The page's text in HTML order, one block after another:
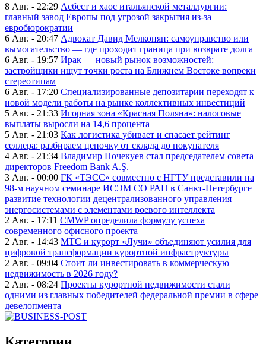
8 Авг. - 22:29 Асбест и хаос итальянской металлургии:
главный завод Европы под угрозой закрытия из-за
евробюрократии
6 Авг. - 20:47 Адвокат Давид Мелконян: самоуправство или
вымогательство — где проходит граница при возврате долга
6 Авг. - 19:57 Ирак — новый рынок возможностей:
застройщики ищут точки роста на Ближнем Востоке вопреки
стереотипам
6 Авг. - 17:20 Специализированные депозитарии переходят к
новой модели работы на рынке коллективных инвестиций
5 Авг. - 21:33 Игорная зона «Красная Поляна»: налоговые
выплаты выросли на 14,6 процента
5 Авг. - 21:03 Как логистика убивает и спасает рейтинг
селлера: разбираем цепочку от склада до покупателя
4 Авг. - 21:34 Владимир Почекуев стал председателем совета
директоров Freedom Bank A.Ş.
3 Авг. - 00:00 ГК «ТЭСС» совместно с НГТУ представили на
98-м научном семинаре ИСЭМ СО РАН в Санкт-Петербурге
развитие технологии децентрализованного управления
энергосистемами с элементами роевого интеллекта
2 Авг. - 17:11 CMWP определила формулу успеха
современного офисного проекта
2 Авг. - 14:43 МТС и курорт «Лучи» объединяют усилия для
цифровой трансформации курортной инфраструктуры
2 Авг. - 09:04 Стоит ли инвестировать в коммерческую
недвижимость в 2026 году?
2 Авг. - 08:24 Проекты курортной недвижимости стали
одними из главных победителей федеральной премии в сфере
девелопмента